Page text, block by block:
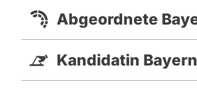
Abgeordnete
Kandidatin